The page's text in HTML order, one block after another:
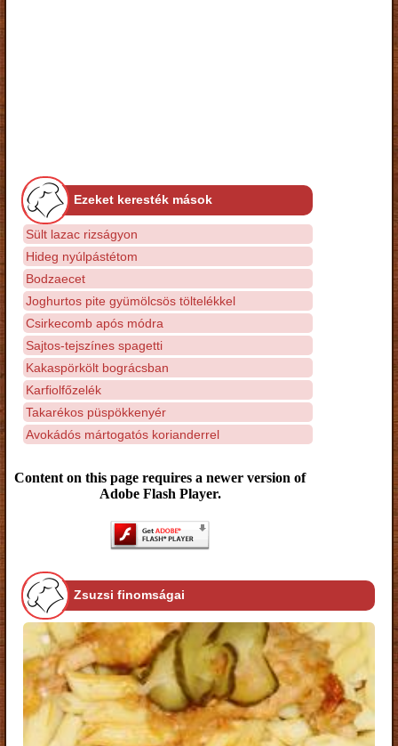
Ezeket keresték mások
Sült lazac rizságyon
Hideg nyúlpástétom
Bodzaecet
Joghurtos pite gyümölcsös töltelékkel
Csirkecomb após módra
Sajtos-tejszínes spagetti
Kakaspörkölt bográcsban
Karfiolfőzelék
Takarékos püspökkenyér
Avokádós mártogatós korianderrel
Content on this page requires a newer version of
Adobe Flash Player.
Zsuzsi finomságai